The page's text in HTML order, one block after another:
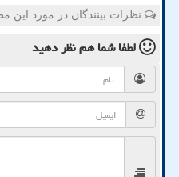
نظرات بینندگان در مورد این
لطفا شما همنظر دهید